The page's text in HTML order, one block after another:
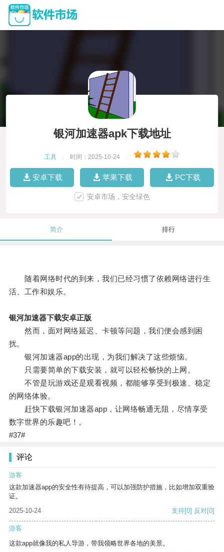
银河加速器apk下载地址
工具 时间：2025-10-24
安卓下载 苹果下载 PC下载
安卓市场，安全绿色
简介 排行
随着网络时代的到来，我们已经习惯了依赖网络进行生
活、工作和娱乐。
银河加速器下载安卓正版
然而，面对网络延迟、卡顿等问题，我们便会感到困
扰。
银河加速器app的出现，为我们解决了这些烦恼。
只需要简单的下载安装，就可以轻松畅快的上网。
不管是玩游戏还是观看视频，都能够享受到极速、稳定
的网络体验。
赶快下载银河加速器app，让网络畅通无阻，尽情享受
数字世界的乐趣吧！。
#37#
评论
游客
这款加速器app的安全性有待提高，可以加强防护措施，比如增加双重验
证。
2025-10-24
支持[0] 反对[0]
游客
这款app就像我的私人导游，带我领略世界各地的美景。